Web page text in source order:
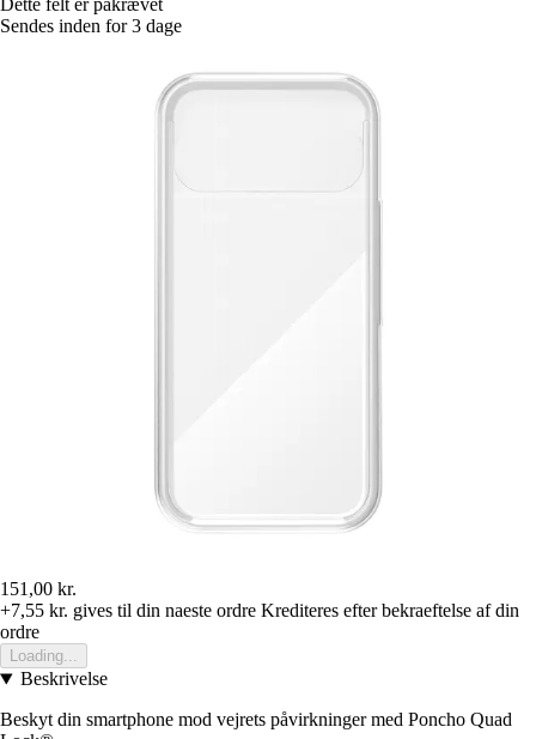
Dette felt er påkrævet
Sendes inden for 3 dage
151,00 kr.
+7,55 kr. gives til din naeste ordre Krediteres efter bekraeftelse af din
ordre
Loading...
Beskrivelse
Beskyt din smartphone mod vejrets påvirkninger med Poncho Quad